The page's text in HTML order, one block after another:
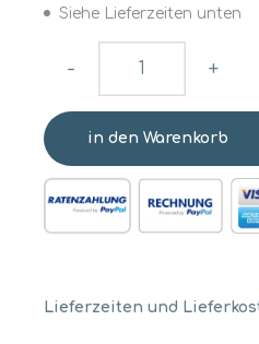
Siehe Lieferzeiten unten
- +
Lieferzeiten und